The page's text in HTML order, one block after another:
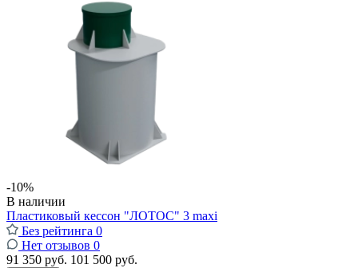
-10%
В наличии
Пластиковый кессон "ЛОТОС" 3 maxi
Без рейтинга 0
Нет отзывов 0
91 350 руб. 101 500 руб.